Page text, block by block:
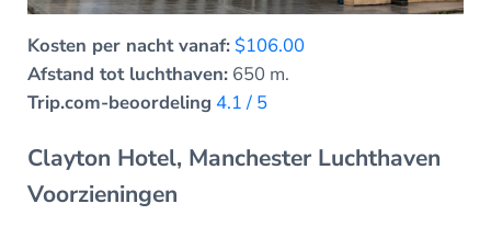
Kosten per nacht vanaf: $106.00
Afstand tot luchthaven:650 m.
Trip.com-beoordeling 4.1 / 5
Clayton Hotel, Manchester Luchthaven
Voorzieningen